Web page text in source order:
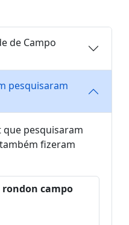
de Campo
pesquisaram
pesquisaram
fizeram
campo